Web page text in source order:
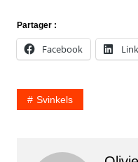
Partager :
Facebook
Svinkels